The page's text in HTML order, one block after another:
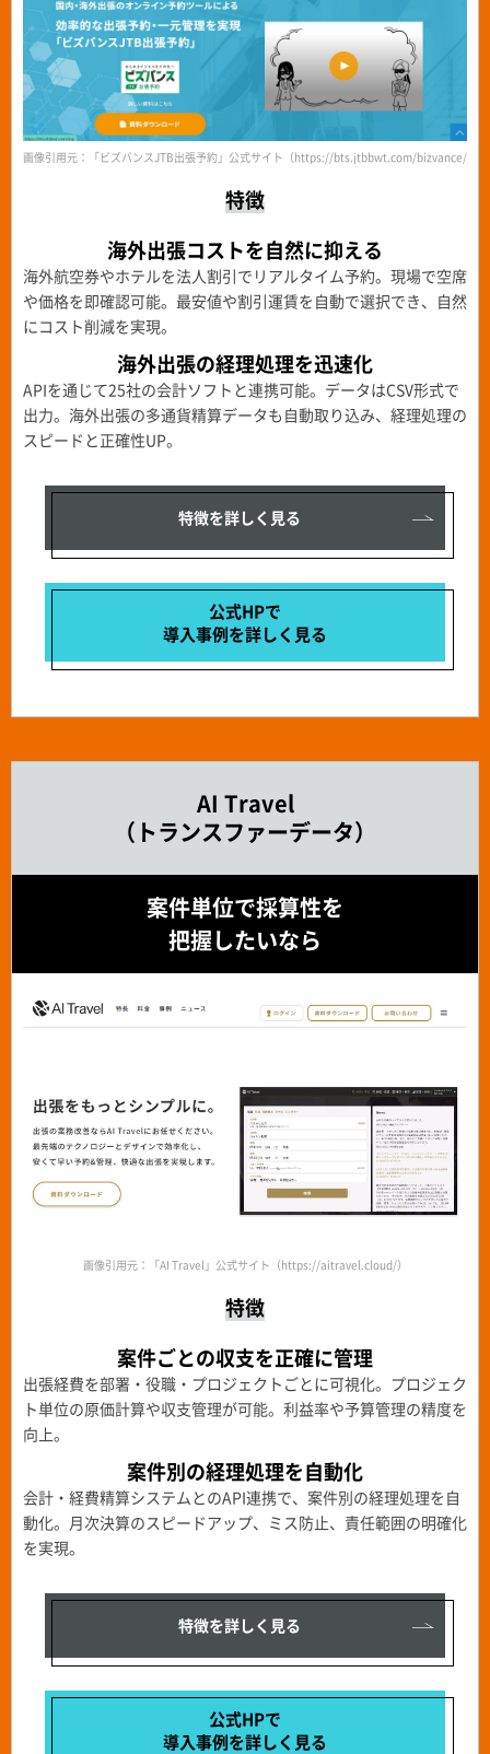
画像引用元：「ビズバンスJTB出張予約」公式サイト（https://bts.jtbbwt.com/bizvance/
特徴
海外出張コストを自然に抑える
海外航空券やホテルを法人割引でリアルタイム予約。現場で空席
や価格を即確認可能。最安値や割引運賃を自動で選択でき、自然
にコスト削減を実現。
海外出張の経理処理を迅速化
APIを通じて25社の会計ソフトと連携可能。データはCSV形式で
出力。海外出張の多通貨精算データも自動取り込み、経理処理の
スピードと正確性UP。
特徴を詳しく見る
公式HPで
導入事例を詳しく見る
AI Travel
（トランスファーデータ）
案件単位で採算性を
把握したいなら
画像引用元：「AI Travel」公式サイト（https://aitravel.cloud/）
特徴
案件ごとの収支を正確に管理
出張経費を部署・役職・プロジェクトごとに可視化。プロジェク
ト単位の原価計算や収支管理が可能。利益率や予算管理の精度を
向上。
案件別の経理処理を自動化
会計・経費精算システムとのAPI連携で、案件別の経理処理を自
動化。月次決算のスピードアップ、ミス防止、責任範囲の明確化
を実現。
特徴を詳しく見る
公式HPで
導入事例を詳しく見る